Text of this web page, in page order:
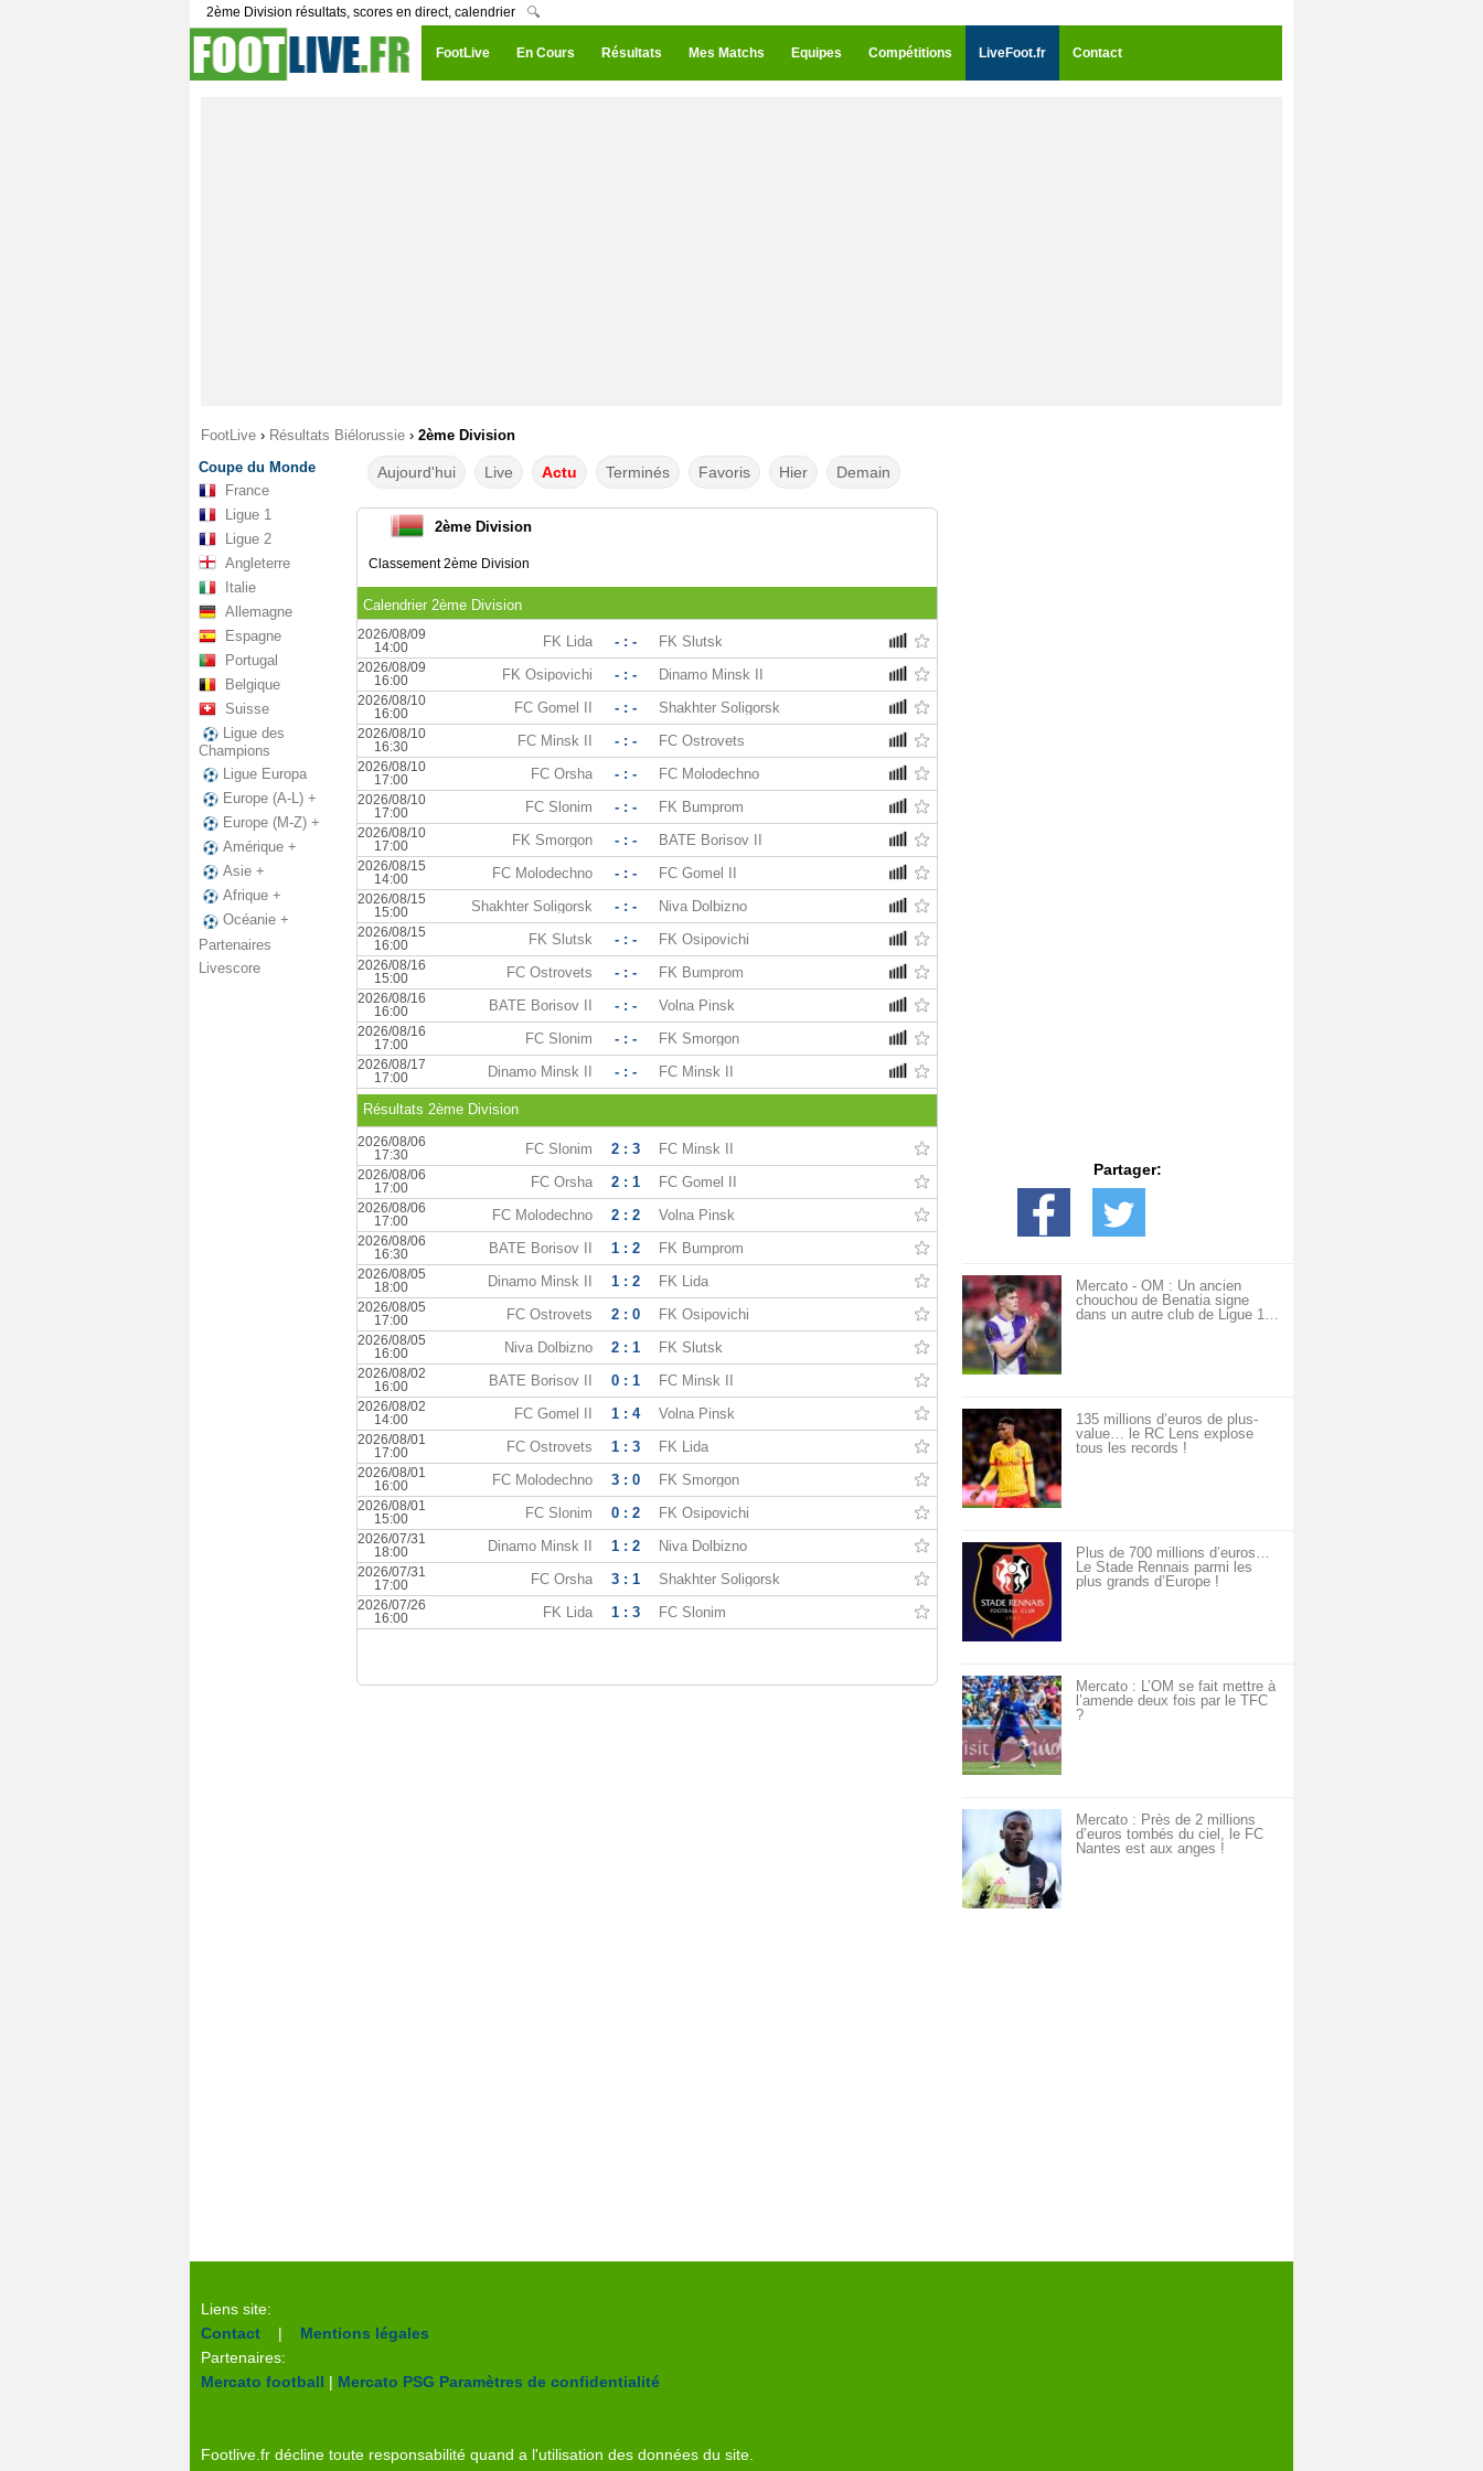
2ème Division résultats, scores en direct, calendrier 🔍
FootLive En Cours Résultats Mes Matchs Equipes Compétitions LiveFoot.fr Contact
FootLive › Résultats Biélorussie › 2ème Division
Coupe du Monde
France
Ligue 1
Ligue 2
Angleterre
Italie
Allemagne
Espagne
Portugal
Belgique
Suisse
Ligue des
Champions
Ligue Europa
Europe (A-L) +
Europe (M-Z) +
Amérique +
Asie +
Afrique +
Océanie +
Partenaires
Livescore
Aujourd'hui Live Actu Terminés Favoris Hier Demain
2ème Division
Classement 2ème Division
Calendrier 2ème Division
2026/08/09
14:00
FK Lida - : - FK Slutsk
2026/08/09
16:00
FK Osipovichi - : - Dinamo Minsk II
2026/08/10
16:00
FC Gomel II - : - Shakhter Soligorsk
2026/08/10
16:30
FC Minsk II - : - FC Ostrovets
2026/08/10
17:00
FC Orsha - : - FC Molodechno
2026/08/10
17:00
FC Slonim - : - FK Bumprom
2026/08/10
17:00
FK Smorgon - : - BATE Borisov II
2026/08/15
14:00
FC Molodechno - : - FC Gomel II
2026/08/15
15:00
Shakhter Soligorsk - : - Niva Dolbizno
2026/08/15
16:00
FK Slutsk - : - FK Osipovichi
2026/08/16
15:00
FC Ostrovets - : - FK Bumprom
2026/08/16
16:00
BATE Borisov II - : - Volna Pinsk
2026/08/16
17:00
FC Slonim - : - FK Smorgon
2026/08/17
17:00
Dinamo Minsk II - : - FC Minsk II
Résultats 2ème Division
2026/08/06
17:30
FC Slonim 2 : 3 FC Minsk II
2026/08/06
17:00
FC Orsha 2 : 1 FC Gomel II
2026/08/06
17:00
FC Molodechno 2 : 2 Volna Pinsk
2026/08/06
16:30
BATE Borisov II 1 : 2 FK Bumprom
2026/08/05
18:00
Dinamo Minsk II 1 : 2 FK Lida
2026/08/05
17:00
FC Ostrovets 2 : 0 FK Osipovichi
2026/08/05
16:00
Niva Dolbizno 2 : 1 FK Slutsk
2026/08/02
16:00
BATE Borisov II 0 : 1 FC Minsk II
2026/08/02
14:00
FC Gomel II 1 : 4 Volna Pinsk
2026/08/01
17:00
FC Ostrovets 1 : 3 FK Lida
2026/08/01
16:00
FC Molodechno 3 : 0 FK Smorgon
2026/08/01
15:00
FC Slonim 0 : 2 FK Osipovichi
2026/07/31
18:00
Dinamo Minsk II 1 : 2 Niva Dolbizno
2026/07/31
17:00
FC Orsha 3 : 1 Shakhter Soligorsk
2026/07/26
16:00
FK Lida 1 : 3 FC Slonim
Partager:
Mercato - OM : Un ancien
chouchou de Benatia signe
dans un autre club de Ligue 1…
135 millions d’euros de plus-
value… le RC Lens explose
tous les records !
Plus de 700 millions d’euros…
Le Stade Rennais parmi les
plus grands d’Europe !
Mercato : L’OM se fait mettre à
l’amende deux fois par le TFC
?
Mercato : Près de 2 millions
d’euros tombés du ciel, le FC
Nantes est aux anges !
Liens site:
Contact | Mentions légales
Partenaires:
Mercato football | Mercato PSG Paramètres de confidentialité
Footlive.fr décline toute responsabilité quand a l'utilisation des données du site.